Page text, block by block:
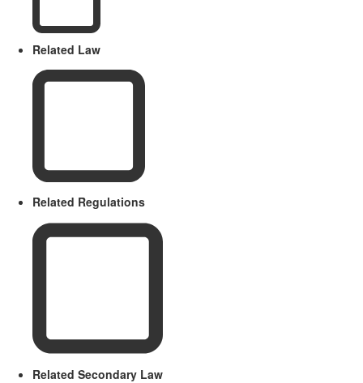
Related Law
Related Regulations
Related Secondary Law